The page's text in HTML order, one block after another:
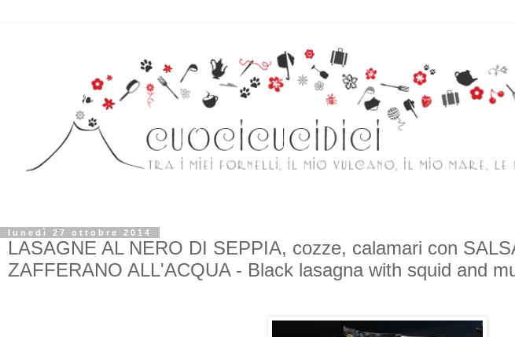
lunedì 27 ottobre 2014
LASAGNE AL NERO DI SEPPIA, cozze, calamari con
ZAFFERANO ALL'ACQUA - Black lasagna with squid and